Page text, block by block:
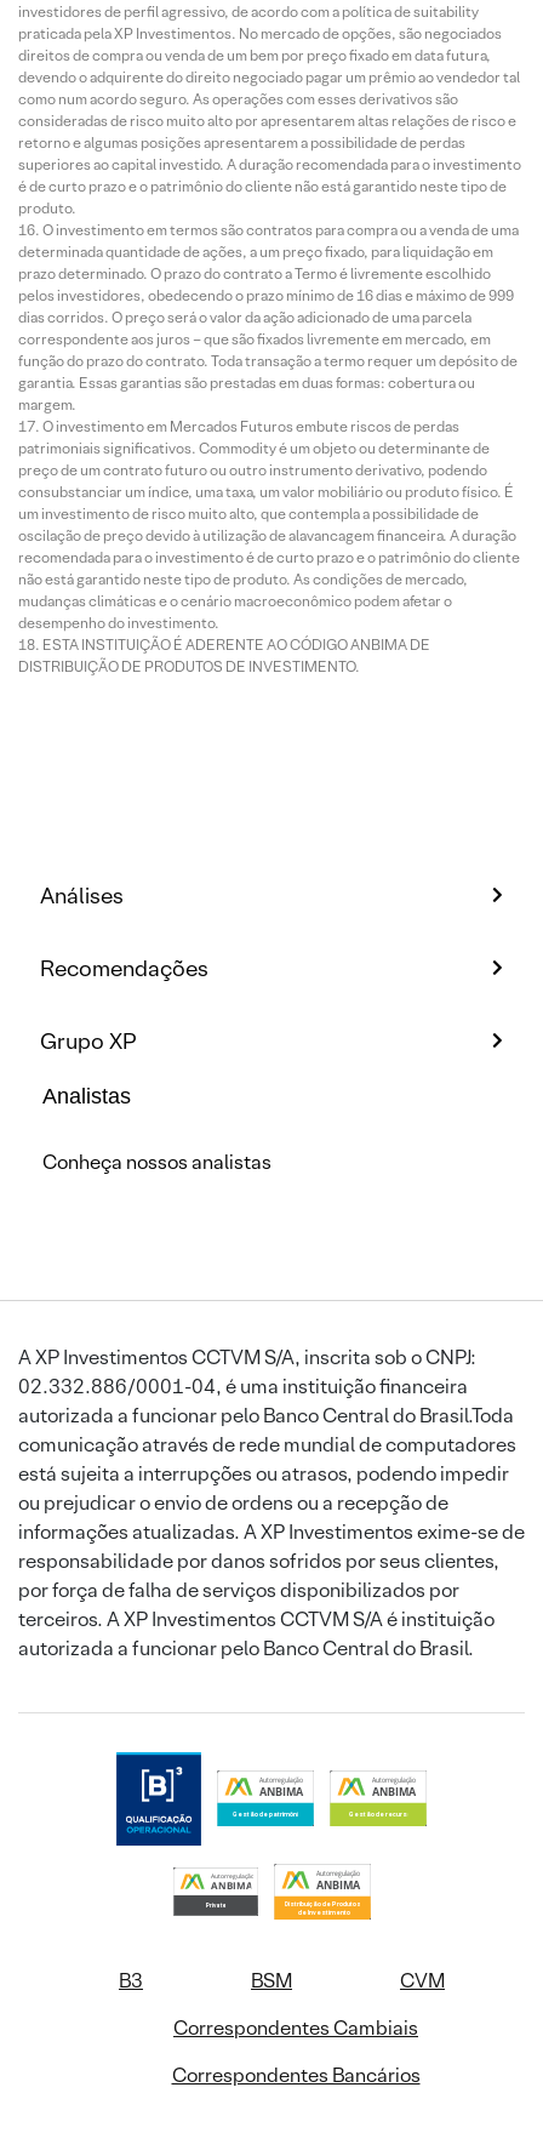
investidores de perfil agressivo, de acordo com a política de suitability
praticada pela XP Investimentos. No mercado de opções, são negociados
direitos de compra ou venda de um bem por preço fixado em data futura,
devendo o adquirente do direito negociado pagar um prêmio ao vendedor tal
como num acordo seguro. As operações com esses derivativos são
consideradas de risco muito alto por apresentarem altas relações de risco e
retorno e algumas posições apresentarem a possibilidade de perdas
superiores ao capital investido. A duração recomendada para o investimento
é de curto prazo e o patrimônio do cliente não está garantido neste tipo de
produto.
O investimento em termos são contratos para compra ou a venda de uma
determinada quantidade de ações, a um preço fixado, para liquidação em
prazo determinado. O prazo do contrato a Termo é livremente escolhido
pelos investidores, obedecendo o prazo mínimo de 16 dias e máximo de 999
dias corridos. O preço será o valor da ação adicionado de uma parcela
correspondente aos juros – que são fixados livremente em mercado, em
função do prazo do contrato. Toda transação a termo requer um depósito de
garantia. Essas garantias são prestadas em duas formas: cobertura ou
margem.
O investimento em Mercados Futuros embute riscos de perdas
patrimoniais significativos. Commodity é um objeto ou determinante de
preço de um contrato futuro ou outro instrumento derivativo, podendo
consubstanciar um índice, uma taxa, um valor mobiliário ou produto físico. É
um investimento de risco muito alto, que contempla a possibilidade de
oscilação de preço devido à utilização de alavancagem financeira. A duração
recomendada para o investimento é de curto prazo e o patrimônio do cliente
não está garantido neste tipo de produto. As condições de mercado,
mudanças climáticas e o cenário macroeconômico podem afetar o
desempenho do investimento.
ESTA INSTITUIÇÃO É ADERENTE AO CÓDIGO ANBIMA DE
DISTRIBUIÇÃO DE PRODUTOS DE INVESTIMENTO.
Análises
Recomendações
Grupo XP
Analistas
Conheça nossos analistas
A XP Investimentos CCTVM S/A, inscrita sob o CNPJ:
02.332.886/0001-04, é uma instituição financeira
autorizada a funcionar pelo Banco Central do Brasil.Toda
comunicação através de rede mundial de computadores
está sujeita a interrupções ou atrasos, podendo impedir
ou prejudicar o envio de ordens ou a recepção de
informações atualizadas. A XP Investimentos exime-se de
responsabilidade por danos sofridos por seus clientes,
por força de falha de serviços disponibilizados por
terceiros. A XP Investimentos CCTVM S/A é instituição
autorizada a funcionar pelo Banco Central do Brasil.
B3 BSM
CVM
Correspondentes Cambiais
Correspondentes Bancários